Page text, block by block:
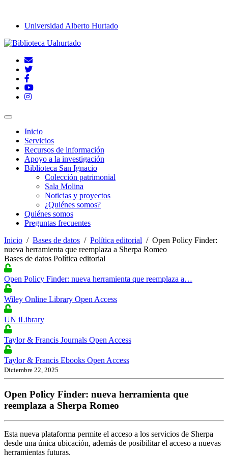
Universidad Alberto Hurtado
Inicio
Servicios
Recursos de información
Apoyo a la investigación
Biblioteca San Ignacio
Colección patrimonial
Sala Molina
Noticias y proyectos
¿Quiénes somos?
Quiénes somos
Preguntas frecuentes
Inicio / Bases de datos / Política editorial / Open Policy Finder:
nueva herramienta que reemplaza a Sherpa Romeo
Bases de datos Política editorial
Open Policy Finder: nueva herramienta que reemplaza a…
Wiley Online Library Open Access
UN iLibrary
Taylor & Francis Journals Open Access
Taylor & Francis Ebooks Open Access
Diciembre 22, 2025
Open Policy Finder: nueva herramienta que
reemplaza a Sherpa Romeo
Esta nueva plataforma permite el acceso a los servicios de Sherpa
desde una única ubicación, además de posibilitar el acceso a nuevas
herramientas futuras.